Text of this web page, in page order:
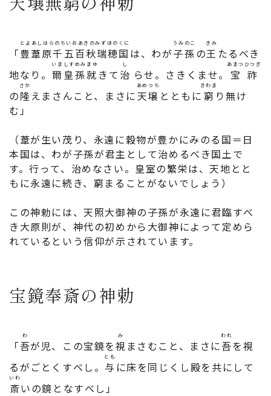
「豊葦原千五百秋瑞穂国
とよあしはらのちいおあきのみずほのくに
は、わが子孫
うみのこ
の王
きみ
たるべき
地なり。 爾皇孫就
いましすめみまゆ
きて 治
し
らせ。さきくませ。 宝祚
あまつひつぎ
の隆
さか
えまさんこと、まさに天壌
あめつち
とともに 窮
きわま
り無け
む」
（葦が生い茂り、永遠に穀物が豊かにみのる国＝日
本国は、わが子孫が君主として治めるべき国土で
す。行って、治めなさい。皇室の繁栄は、天地とと
もに永遠に続き、窮まることがないでしょう）
この神勅には、天照大御神の子孫が永遠に君臨すべ
き大原則が、神代の初めから大御神によって定めら
れているという信仰が示されています。
宝鏡奉斎の神勅
「吾
わ
が児、この宝鏡を視
み
まさむこと、まさに吾
われ
を視
るがごとくすべし。与
とも
に床を同じくし殿を共にして
斎
いわ
いの鏡となすべし」